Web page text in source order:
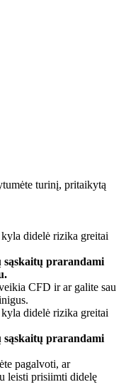
turinį, pritaikytą
didelė rizika greitai
sąskaitų prarandami
CFD ir ar galite sau
didelė rizika greitai
sąskaitų prarandami
pagalvoti, ar
leisti prisiimti didelę